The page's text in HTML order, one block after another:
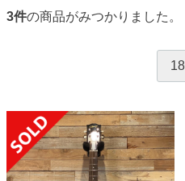
3件の商品がみつかりました。